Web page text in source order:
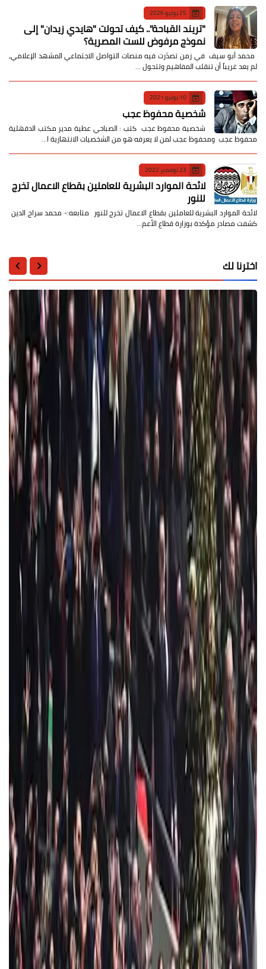
25 يوليو 2026
​"تريند القباحة".. كيف تحولت "هايدي زيدان" إلى
نموذج مرفوض للست المصرية؟
​ محمد أبو سيف ​في زمن تصدّرت فيه منصات التواصل الاجتماعي المشهد الإعلامي،
لم يعد غريباً أن تنقلب المفاهيم وتتحول …
10 يونيو 2021
شخصية محفوظ عجب
شخصية محفوظ عجب كتب : الصباحي عطية مدير مكتب الدقهلية
محفوظ عجب ومحفوظ عجب لمن لا يعرفه هو من الشخصيات الانتهازية ا…
23 نوفمبر 2022
لائحة الموارد البشرية للعاملين بقطاع الاعمال تخرج
للنور
لائحة الموارد البشرية للعاملين بقطاع الاعمال تخرج للنور متابعه:- محمد سراج الدين
كشفت مصادر مؤكدة بوزارة قطاع الأعم…
اخترنا لك